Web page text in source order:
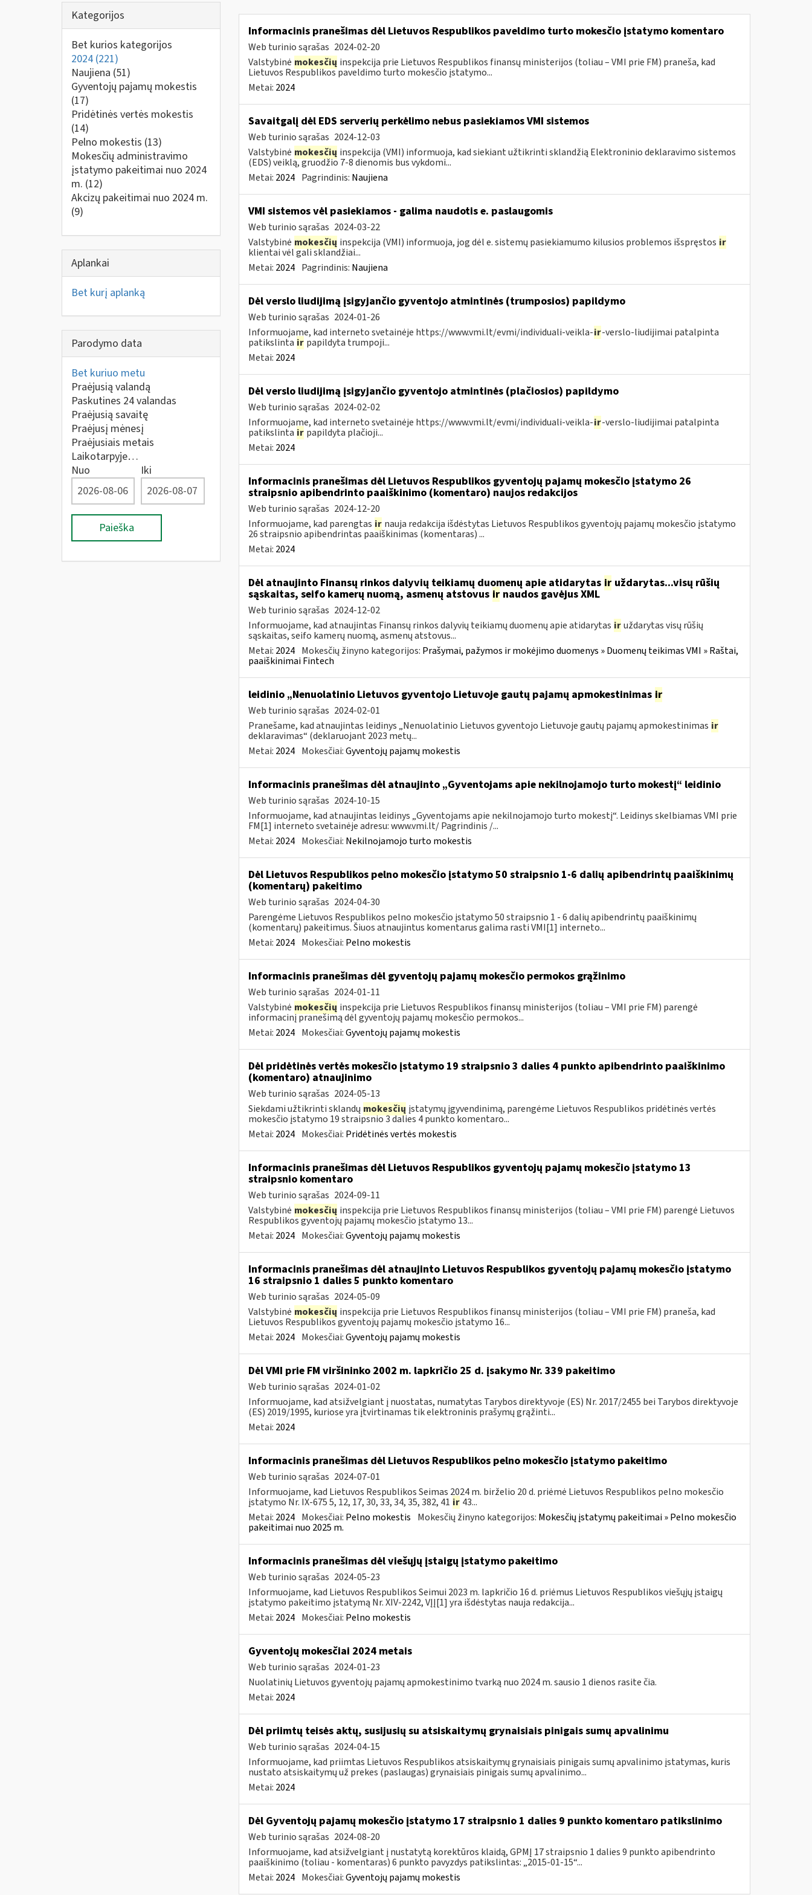
Kategorijos
Bet kurios kategorijos
2024 (221)
Naujiena (51)
Gyventojų pajamų mokestis
(17)
Pridėtinės vertės mokestis
(14)
Pelno mokestis (13)
Mokesčių administravimo
įstatymo pakeitimai nuo 2024
m. (12)
Akcizų pakeitimai nuo 2024 m.
(9)
Aplankai
Bet kurį aplanką
Parodymo data
Bet kuriuo metu
Praėjusią valandą
Paskutines 24 valandas
Praėjusią savaitę
Praėjusį mėnesį
Praėjusiais metais
Laikotarpyje…
Nuo
Iki
Paieška
Informacinis pranešimas dėl Lietuvos Respublikos paveldimo turto mokesčio įstatymo komentaro
Web turinio sąrašas 2024-02-20
Valstybinė mokesčių inspekcija prie Lietuvos Respublikos finansų ministerijos (toliau – VMI prie FM) praneša, kad
Lietuvos Respublikos paveldimo turto mokesčio įstatymo...
Metai: 2024
Savaitgalį dėl EDS serverių perkėlimo nebus pasiekiamos VMI sistemos
Web turinio sąrašas 2024-12-03
Valstybinė mokesčių inspekcija (VMI) informuoja, kad siekiant užtikrinti sklandžią Elektroninio deklaravimo sistemos
(EDS) veiklą, gruodžio 7-8 dienomis bus vykdomi...
Metai: 2024 Pagrindinis: Naujiena
VMI sistemos vėl pasiekiamos - galima naudotis e. paslaugomis
Web turinio sąrašas 2024-03-22
Valstybinė mokesčių inspekcija (VMI) informuoja, jog dėl e. sistemų pasiekiamumo kilusios problemos išspręstos ir
klientai vėl gali sklandžiai...
Metai: 2024 Pagrindinis: Naujiena
Dėl verslo liudijimą įsigyjančio gyventojo atmintinės (trumposios) papildymo
Web turinio sąrašas 2024-01-26
Informuojame, kad interneto svetainėje https://www.vmi.lt/evmi/individuali-veikla-ir-verslo-liudijimai patalpinta
patikslinta ir papildyta trumpoji...
Metai: 2024
Dėl verslo liudijimą įsigyjančio gyventojo atmintinės (plačiosios) papildymo
Web turinio sąrašas 2024-02-02
Informuojame, kad interneto svetainėje https://www.vmi.lt/evmi/individuali-veikla-ir-verslo-liudijimai patalpinta
patikslinta ir papildyta plačioji...
Metai: 2024
Informacinis pranešimas dėl Lietuvos Respublikos gyventojų pajamų mokesčio įstatymo 26
straipsnio apibendrinto paaiškinimo (komentaro) naujos redakcijos
Web turinio sąrašas 2024-12-20
Informuojame, kad parengtas ir nauja redakcija išdėstytas Lietuvos Respublikos gyventojų pajamų mokesčio įstatymo
26 straipsnio apibendrintas paaiškinimas (komentaras) ...
Metai: 2024
Dėl atnaujinto Finansų rinkos dalyvių teikiamų duomenų apie atidarytas iruždarytas...visų rūšių
sąskaitas, seifo kamerų nuomą, asmenų atstovus irnaudos gavėjus XML
Web turinio sąrašas 2024-12-02
Informuojame, kad atnaujintas Finansų rinkos dalyvių teikiamų duomenų apie atidarytas ir uždarytas visų rūšių
sąskaitas, seifo kamerų nuomą, asmenų atstovus...
Metai: 2024 Mokesčių žinyno kategorijos: Prašymai, pažymos ir mokėjimo duomenys » Duomenų teikimas VMI » Raštai,
paaiškinimai Fintech
leidinio „Nenuolatinio Lietuvos gyventojo Lietuvoje gautų pajamų apmokestinimas ir
Web turinio sąrašas 2024-02-01
Pranešame, kad atnaujintas leidinys „Nenuolatinio Lietuvos gyventojo Lietuvoje gautų pajamų apmokestinimas ir
deklaravimas“ (deklaruojant 2023 metų...
Metai: 2024 Mokesčiai:Gyventojų pajamų mokestis
Informacinis pranešimas dėl atnaujinto „Gyventojams apie nekilnojamojo turto mokestį“ leidinio
Web turinio sąrašas 2024-10-15
Informuojame, kad atnaujintas leidinys „Gyventojams apie nekilnojamojo turto mokestį“. Leidinys skelbiamas VMI prie
FM[1] interneto svetainėje adresu: www.vmi.lt/ Pagrindinis /...
Metai: 2024 Mokesčiai: Nekilnojamojo turto mokestis
Dėl Lietuvos Respublikos pelno mokesčio įstatymo 50 straipsnio 1-6 dalių apibendrintų paaiškinimų
(komentarų) pakeitimo
Web turinio sąrašas 2024-04-30
Parengėme Lietuvos Respublikos pelno mokesčio įstatymo 50 straipsnio 1 - 6 dalių apibendrintų paaiškinimų
(komentarų) pakeitimus. Šiuos atnaujintus komentarus galima rasti VMI[1] interneto...
Metai: 2024 Mokesčiai: Pelno mokestis
Informacinis pranešimas dėl gyventojų pajamų mokesčio permokos grąžinimo
Web turinio sąrašas 2024-01-11
Valstybinė mokesčių inspekcija prie Lietuvos Respublikos finansų ministerijos (toliau – VMI prie FM) parengė
informacinį pranešimą dėl gyventojų pajamų mokesčio permokos...
Metai: 2024 Mokesčiai:Gyventojų pajamų mokestis
Dėl pridėtinės vertės mokesčio įstatymo 19 straipsnio 3 dalies 4 punkto apibendrinto paaiškinimo
(komentaro) atnaujinimo
Web turinio sąrašas 2024-05-13
Siekdami užtikrinti sklandų mokesčių įstatymų įgyvendinimą, parengėme Lietuvos Respublikos pridėtinės vertės
mokesčio įstatymo 19 straipsnio 3 dalies 4 punkto komentaro...
Metai: 2024 Mokesčiai: Pridėtinės vertės mokestis
Informacinis pranešimas dėl Lietuvos Respublikos gyventojų pajamų mokesčio įstatymo 13
straipsnio komentaro
Web turinio sąrašas 2024-09-11
Valstybinė mokesčių inspekcija prie Lietuvos Respublikos finansų ministerijos (toliau – VMI prie FM) parengė Lietuvos
Respublikos gyventojų pajamų mokesčio įstatymo 13...
Metai: 2024 Mokesčiai:Gyventojų pajamų mokestis
Informacinis pranešimas dėl atnaujinto Lietuvos Respublikos gyventojų pajamų mokesčio įstatymo
16 straipsnio 1 dalies 5 punkto komentaro
Web turinio sąrašas 2024-05-09
Valstybinė mokesčių inspekcija prie Lietuvos Respublikos finansų ministerijos (toliau – VMI prie FM) praneša, kad
Lietuvos Respublikos gyventojų pajamų mokesčio įstatymo 16...
Metai: 2024 Mokesčiai:Gyventojų pajamų mokestis
Dėl VMI prie FM viršininko 2002 m. lapkričio 25 d. įsakymo Nr. 339 pakeitimo
Web turinio sąrašas 2024-01-02
Informuojame, kad atsižvelgiant į nuostatas, numatytas Tarybos direktyvoje (ES) Nr. 2017/2455 bei Tarybos direktyvoje
(ES) 2019/1995, kuriose yra įtvirtinamas tik elektroninis prašymų grąžinti...
Metai: 2024
Informacinis pranešimas dėl Lietuvos Respublikos pelno mokesčio įstatymo pakeitimo
Web turinio sąrašas 2024-07-01
Informuojame, kad Lietuvos Respublikos Seimas 2024 m. birželio 20 d. priėmė Lietuvos Respublikos pelno mokesčio
įstatymo Nr. IX-675 5, 12, 17, 30, 33, 34, 35, 382, 41 ir 43...
Metai: 2024 Mokesčiai: Pelno mokestis Mokesčių žinyno kategorijos: Mokesčių įstatymų pakeitimai » Pelno mokesčio
pakeitimai nuo 2025 m.
Informacinis pranešimas dėl viešųjų įstaigų įstatymo pakeitimo
Web turinio sąrašas 2024-05-23
Informuojame, kad Lietuvos Respublikos Seimui 2023 m. lapkričio 16 d. priėmus Lietuvos Respublikos viešųjų įstaigų
įstatymo pakeitimo įstatymą Nr. XIV-2242, VĮĮ[1] yra išdėstytas nauja redakcija...
Metai: 2024 Mokesčiai: Pelno mokestis
Gyventojų mokesčiai 2024 metais
Web turinio sąrašas 2024-01-23
Nuolatinių Lietuvos gyventojų pajamų apmokestinimo tvarką nuo 2024 m. sausio 1 dienos rasite čia.
Metai: 2024
Dėl priimtų teisės aktų, susijusių su atsiskaitymų grynaisiais pinigais sumų apvalinimu
Web turinio sąrašas 2024-04-15
Informuojame, kad priimtas Lietuvos Respublikos atsiskaitymų grynaisiais pinigais sumų apvalinimo įstatymas, kuris
nustato atsiskaitymų už prekes (paslaugas) grynaisiais pinigais sumų apvalinimo...
Metai: 2024
Dėl Gyventojų pajamų mokesčio įstatymo 17 straipsnio 1 dalies 9 punkto komentaro patikslinimo
Web turinio sąrašas 2024-08-20
Informuojame, kad atsižvelgiant į nustatytą korektūros klaidą, GPMĮ 17 straipsnio 1 dalies 9 punkto apibendrinto
paaiškinimo (toliau - komentaras) 6 punkto pavyzdys patikslintas: „2015-01-15“...
Metai: 2024 Mokesčiai:Gyventojų pajamų mokestis